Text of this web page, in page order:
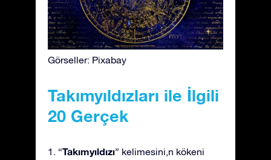
Görseller: Pixabay
Takımyıldızları ile İlgili
20 Gerçek
1. “Takımyıldızı” kelimesini,n kökeni